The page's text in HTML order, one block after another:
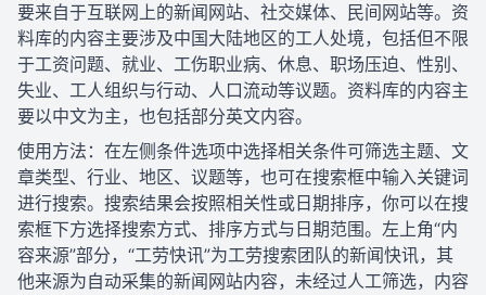
要来自于互联网上的新闻网站、社交媒体、民间网站等。资
料库的内容主要涉及中国大陆地区的工人处境，包括但不限
于工资问题、就业、工伤职业病、休息、职场压迫、性别、
失业、工人组织与行动、人口流动等议题。资料库的内容主
要以中文为主，也包括部分英文内容。
使用方法：在左侧条件选项中选择相关条件可筛选主题、文
章类型、行业、地区、议题等，也可在搜索框中输入关键词
进行搜索。搜索结果会按照相关性或日期排序，你可以在搜
索框下方选择搜索方式、排序方式与日期范围。左上角“内
容来源”部分，“工劳快讯”为工劳搜索团队的新闻快讯，其
他来源为自动采集的新闻网站内容，未经过人工筛选，内容